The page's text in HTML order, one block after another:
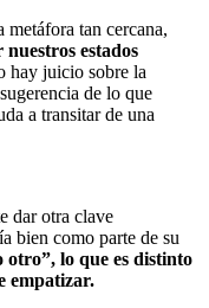
tan cercana,
nuestros estados
hay juicio sobre la
de lo que
a transitar de una
dar otra clave
bien como parte de su
otro”, lo que es distinto
empatizar.